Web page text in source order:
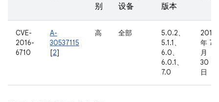
别
设备
版本
CVE-
2016-
6710
A-
30537115
[2]
高 全部
5.0.2、
5.1.1、
6.0、
6.0.1、
7.0
2016
年 7
月
30
日